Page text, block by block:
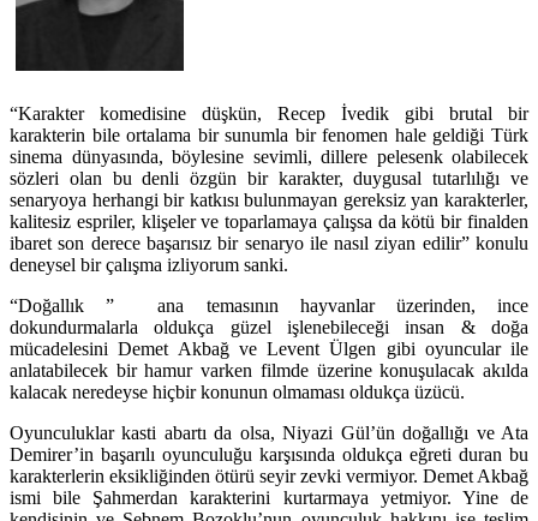
“Karakter komedisine düşkün, Recep İvedik gibi brutal bir
karakterin bile ortalama bir sunumla bir fenomen hale geldiği Türk
sinema dünyasında, böylesine sevimli, dillere pelesenk olabilecek
sözleri olan bu denli özgün bir karakter, duygusal tutarlılığı ve
senaryoya herhangi bir katkısı bulunmayan gereksiz yan karakterler,
kalitesiz espriler, klişeler ve toparlamaya çalışsa da kötü bir finalden
ibaret son derece başarısız bir senaryo ile nasıl ziyan edilir” konulu
deneysel bir çalışma izliyorum sanki.
“Doğallık ” ana temasının hayvanlar üzerinden, ince
dokundurmalarla oldukça güzel işlenebileceği insan & doğa
mücadelesini Demet Akbağ ve Levent Ülgen gibi oyuncular ile
anlatabilecek bir hamur varken filmde üzerine konuşulacak akılda
kalacak neredeyse hiçbir konunun olmaması oldukça üzücü.
Oyunculuklar kasti abartı da olsa, Niyazi Gül’ün doğallığı ve Ata
Demirer’in başarılı oyunculuğu karşısında oldukça eğreti duran bu
karakterlerin eksikliğinden ötürü seyir zevki vermiyor. Demet Akbağ
ismi bile Şahmerdan karakterini kurtarmaya yetmiyor. Yine de